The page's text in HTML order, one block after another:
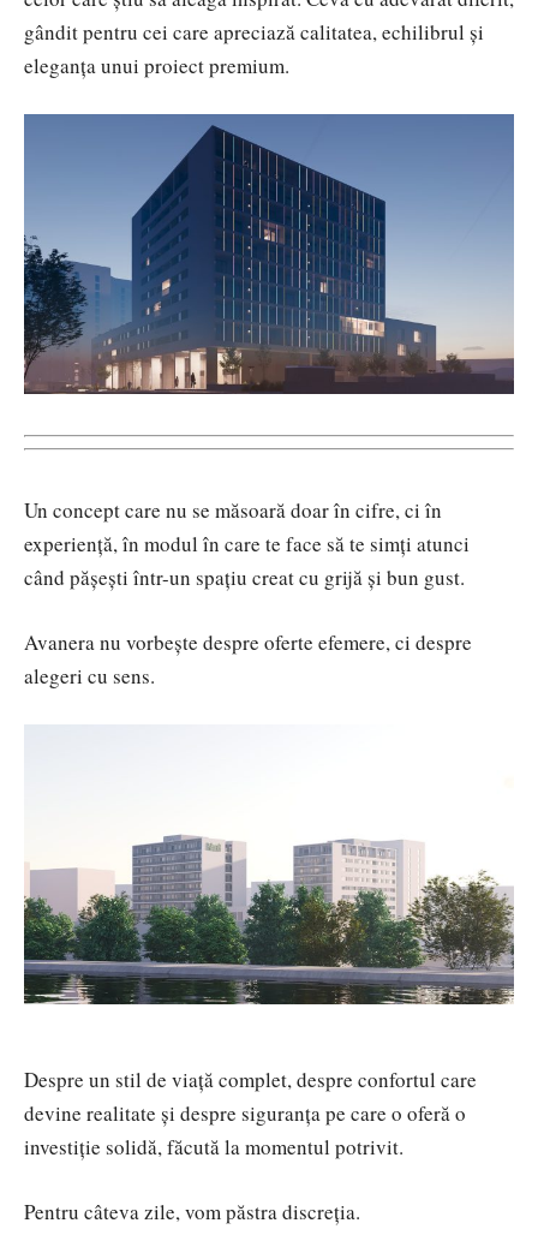
gândit pentru cei care apreciază calitatea, echilibrul și
eleganța unui proiect premium.
Un concept care nu se măsoară doar în cifre, ci în
experiență, în modul în care te face să te simți atunci
când pășești într-un spațiu creat cu grijă și bun gust.
Avanera nu vorbește despre oferte efemere, ci despre
alegeri cu sens.
Despre un stil de viață complet, despre confortul care
devine realitate și despre siguranța pe care o oferă o
investiție solidă, făcută la momentul potrivit.
Pentru câteva zile, vom păstra discreția.